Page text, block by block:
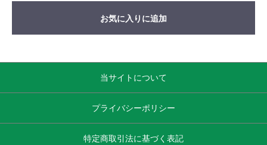
お気に入りに追加
当サイトについて
プライバシーポリシー
特定商取引法に基づく表記